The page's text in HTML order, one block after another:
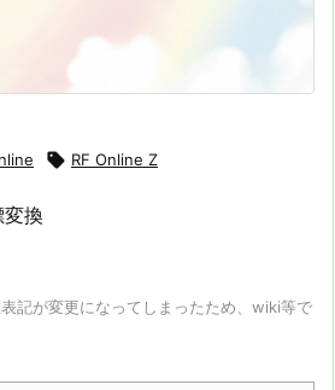
 RF Online Z
換
記が変更になってしまったため、wiki等で